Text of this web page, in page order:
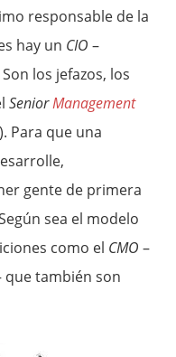
responsable de la
hay un CIO –
los jefazos, los
SeniorManagement
Para que una
gente de primera
sea el modelo
como el CMO –
que también son